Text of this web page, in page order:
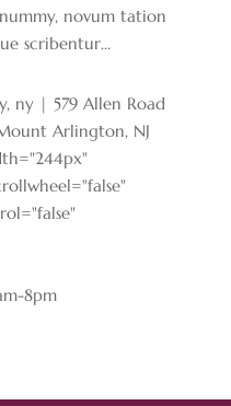
novum tation
scribentur...
ny | 579 Allen Road
Arlington, NJ
8pm